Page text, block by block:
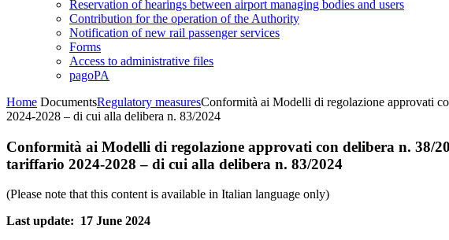
Reservation of hearings between airport managing bodies and users
Contribution for the operation of the Authority
Notification of new rail passenger services
Forms
Access to administrative files
pagoPA
Home DocumentsRegulatory measuresConformità ai Modelli di regolazione approvati
2024-2028 – di cui alla delibera n. 83/2024
Conformità ai Modelli di regolazione approvati con delibera n. 38/
tariffario 2024-2028 – di cui alla delibera n. 83/2024
(Please note that this content is available in Italian language only)
Last update: 17 June 2024